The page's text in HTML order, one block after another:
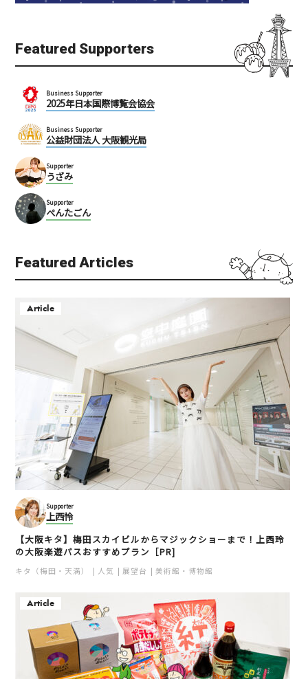
Featured Supporters
Business Supporter
2025年日本国際博覧会協会
Business Supporter
公益財団法人 大阪観光局
Supporter
うざみ
Supporter
ぺんたごん
Featured Articles
Article
Supporter
上西怜
【大阪キタ】梅田スカイビルからマジックショーまで！上西玲
の大阪楽遊パスおすすめプラン［PR]
キタ（梅田・天満） 人気 展望台 美術館・博物館
Article